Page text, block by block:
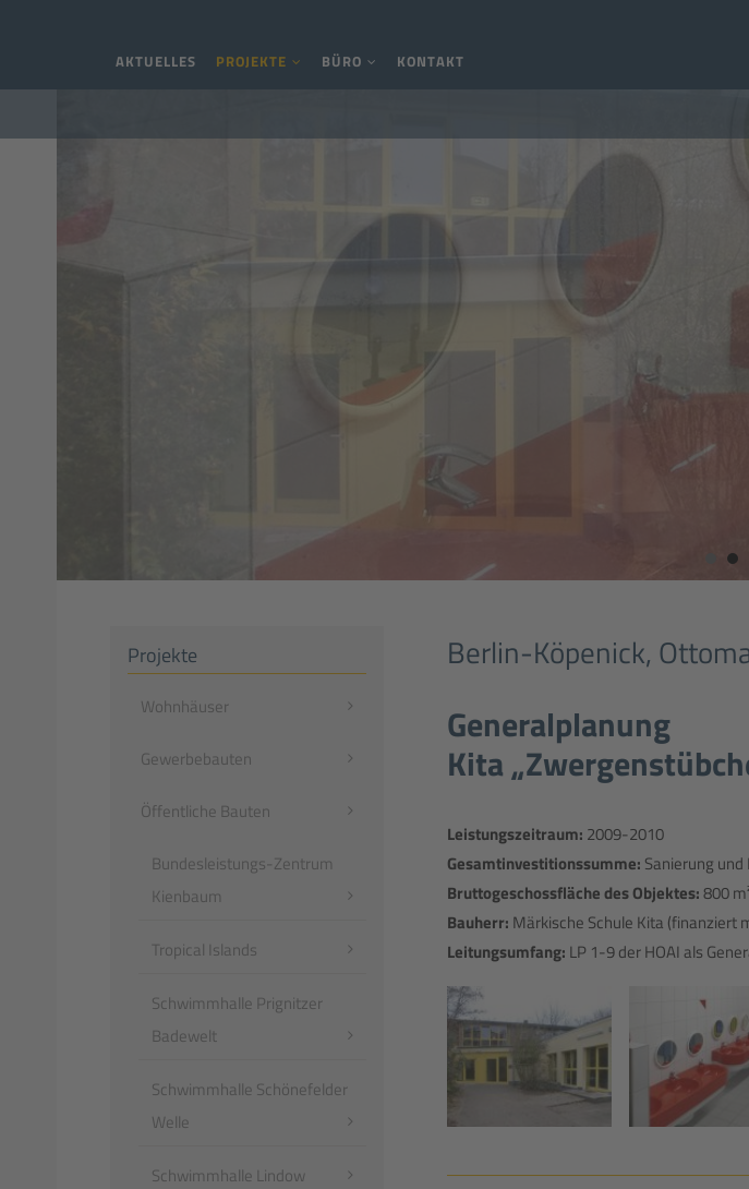
AKTUELLES PROJEKTE BÜRO KONTAKT
Berlin-Köpenick,
Generalplanung
Kita
Leistungszeitraum: 2009-2010
Gesamtinvestitionssumme: Sanierung und
Bruttogeschossfläche des Objektes:800
Bauherr: Märkische Schule Kita (finanziert
Leitungsumfang: LP 1-9 der HOAI als
Projekte
Navigation
Wohnhäuser
Gewerbebauten
Öffentliche Bauten
Bundesleistungs-Zentrum
Kienbaum
Tropical Islands
Schwimmhalle Prignitzer
Badewelt
Schwimmhalle Schönefelder
Welle
Schwimmhalle Lindow